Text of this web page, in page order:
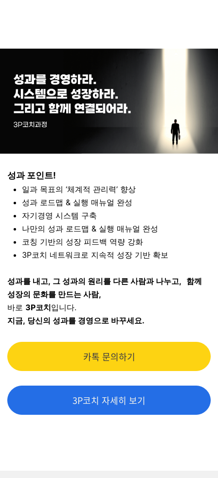
성과 포인트!
일과 목표의 ‘체계적 관리력’ 향상
성과 로드맵 & 실행 매뉴얼 완성
자기경영 시스템 구축
나만의 성과 로드맵 & 실행 매뉴얼 완성
코칭 기반의 성장 피드백 역량 강화
3P코치 네트워크로 지속적 성장 기반 확보
성과를 내고, 그 성과의 원리를 다른 사람과 나누고, 함께
성장의 문화를 만드는 사람,
바로 3P코치입니다.
지금, 당신의 성과를 경영으로 바꾸세요.
카톡 문의하기
3P코치 자세히 보기